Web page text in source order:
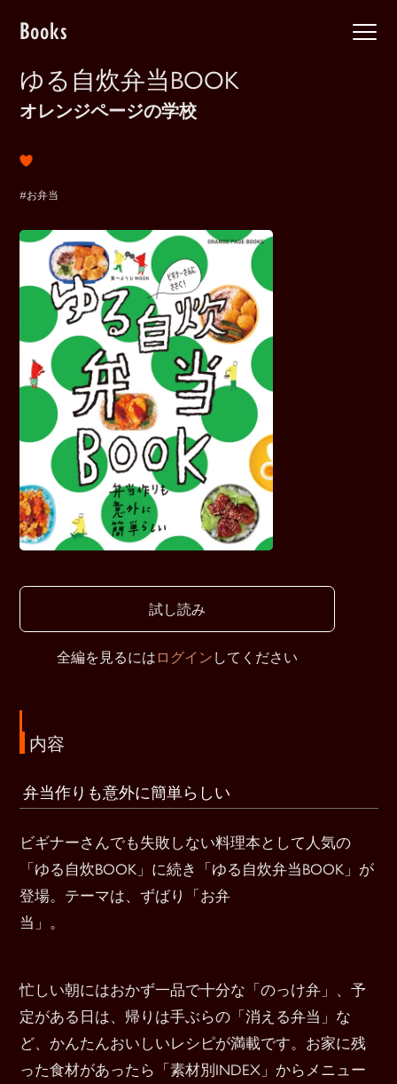
Books
ゆる自炊弁当BOOK
オレンジページの学校
#お弁当
試し読み
全編を見るにはログインしてください
内容
弁当作りも意外に簡単らしい
ビギナーさんでも失敗しない料理本として人気の
「ゆる自炊BOOK」に続き「ゆる自炊弁当BOOK」が
登場。テーマは、ずばり「お弁
当」。
忙しい朝にはおかず一品で十分な「のっけ弁」、予
定がある日は、帰りは手ぶらの「消える弁当」な
ど、かんたんおいしいレシピが満載です。お家に残
った食材があったら「素材別INDEX」からメニュー